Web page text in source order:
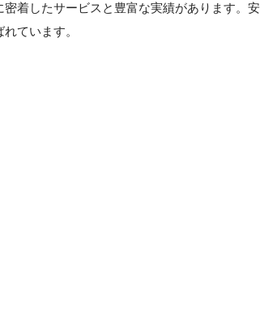
着したサービスと豊富な実績があります。安
ています。